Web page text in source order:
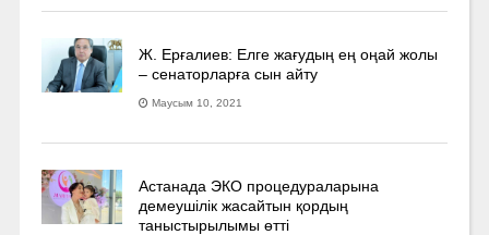
Ж. Ерғалиев: Елге жағудың ең оңай жолы
– сенаторларға сын айту
Маусым 10, 2021
Астанада ЭКО процедураларына
демеушілік жасайтын қордың
таныстырылымы өтті